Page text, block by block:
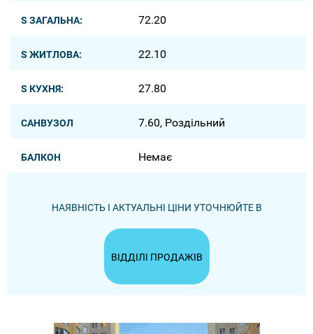
S ЗАГАЛЬНА: 72.20
S ЖИТЛОВА: 22.10
S КУХНЯ: 27.80
САНВУЗОЛ 7.60, Роздільний
БАЛКОН Немає
НАЯВНІСТЬ І АКТУАЛЬНІ ЦІНИ УТОЧНЮЙТЕ В
ВІДДІЛІ ПРОДАЖІВ